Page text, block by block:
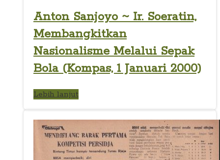
Anton Sanjoyo ~ Ir. Soeratin,
Membangkitkan
Nasionalisme Melalui Sepak
Bola (Kompas, 1 Januari 2000)
Lebih lanjut